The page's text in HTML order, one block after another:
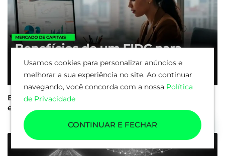
Usamos cookies para personalizar anúncios e
melhorar a sua experiência no site. Ao continuar
navegando, você concorda com a nossa Política
de Privacidade
CONTINUAR E FECHAR
Benefícios de um FIDC para sua empresa: crédito ágil
e sob medida